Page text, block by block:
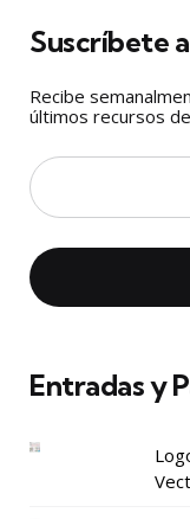
Suscríbete
Recibe
últimos recursos
Entradas y